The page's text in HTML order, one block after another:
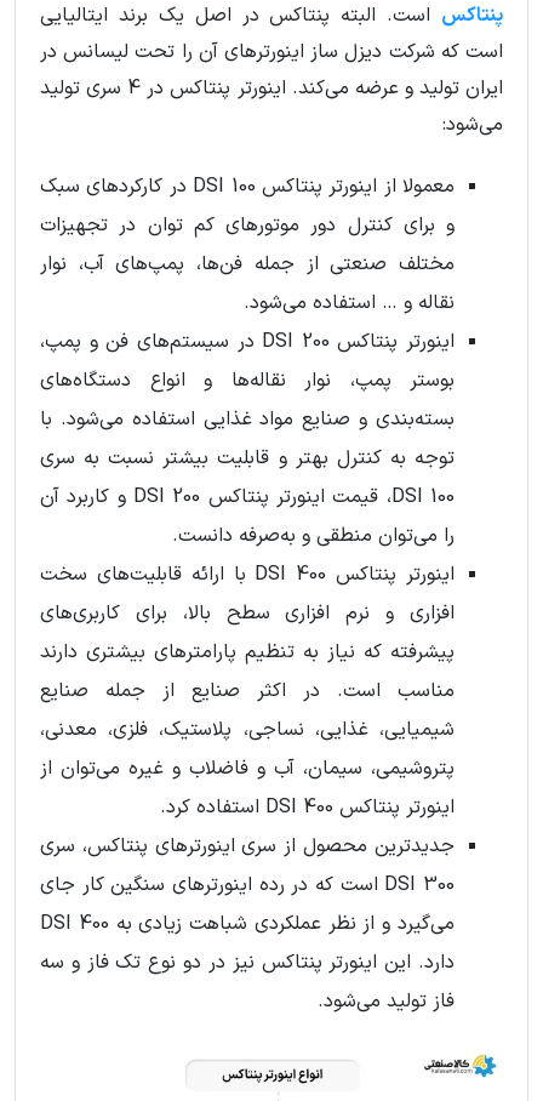
پنتاکس است. البته پنتاکس در اصل یک برند ایتالیایی
است که شرکت دیزل ساز اینورترهای آن را تحت لیسانس در
ایران تولید و عرضه می‌کند. اینورتر پنتاکس در 4 سری تولید
می‌شود:
معمولا از اینورتر پنتاکس DSI 100 در کارکردهای سبک
و برای کنترل دور موتورهای کم توان در تجهیزات
مختلف صنعتی از جمله فن‌ها، پمپ‌های آب، نوار
نقاله و … استفاده می‌شود.
اینورتر پنتاکس DSI 200 در سیستم‌های فن و پمپ،
بوستر پمپ، نوار نقاله‌ها و انواع دستگاه‌های
بسته‌بندی و صنایع مواد غذایی استفاده می‌شود. با
توجه به کنترل بهتر و قابلیت بیشتر نسبت به سری
DSI 100، قیمت اینورتر پنتاکس DSI 200 و کاربرد آن
را می‌توان منطقی و به‌صرفه دانست.
اینورتر پنتاکس DSI 400 با ارائه قابلیت‌های سخت
افزاری و نرم افزاری سطح بالا، برای کاربری‌های
پیشرفته که نیاز به تنظیم پارامترهای بیشتری دارند
مناسب است. در اکثر صنایع از جمله صنایع
شیمیایی، غذایی، نساجی، پلاستیک، فلزی، معدنی،
پتروشیمی، سیمان، آب و فاضلاب و غیره می‌توان از
اینورتر پنتاکس DSI 400 استفاده کرد.
جدیدترین محصول از سری اینورترهای پنتاکس، سری
DSI 300 است که در رده اینورترهای سنگین کار جای
می‌گیرد و از نظر عملکردی شباهت زیادی به DSI 400
دارد. این اینورتر پنتاکس نیز در دو نوع تک فاز و سه
فاز تولید می‌شود.